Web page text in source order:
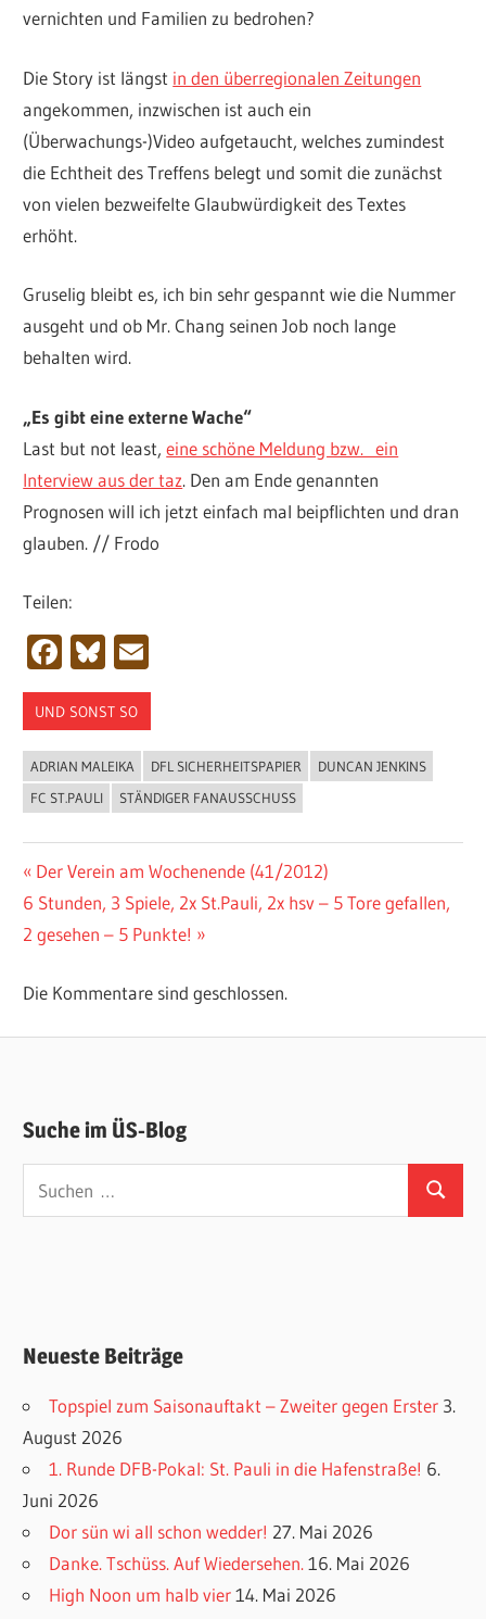
vernichten und Familien zu bedrohen?
Die Story ist längst in den überregionalen Zeitungen
angekommen, inzwischen ist auch ein
(Überwachungs-)Video aufgetaucht, welches zumindest
die Echtheit des Treffens belegt und somit die zunächst
von vielen bezweifelte Glaubwürdigkeit des Textes
erhöht.
Gruselig bleibt es, ich bin sehr gespannt wie die Nummer
ausgeht und ob Mr. Chang seinen Job noch lange
behalten wird.
„Es gibt eine externe Wache“
Last but not least,eine schöne Meldung bzw. ein
Interview aus der taz. Den am Ende genannten
Prognosen will ich jetzt einfach mal beipflichten und dran
glauben. // Frodo
Teilen:
Facebook
Bluesky
UND SONST SO
ADRIAN MALEIKA DFL SICHERHEITSPAPIER
DUNCAN JENKINS
FC ST.PAULI
STÄNDIGER FANAUSSCHUSS
Beitragsnavigation
Vorheriger
Beitrag:
Der Verein am Wochenende (41/2012)
Nächster
Beitrag:
6 Stunden, 3 Spiele, 2x St.Pauli, 2x hsv – 5 Tore gefallen,
2 gesehen – 5 Punkte!
Die Kommentare sind geschlossen.
Suche im ÜS-Blog
Suchen
Neueste Beiträge
Topspiel zum Saisonauftakt – Zweiter gegen Erster 3.
August 2026
1. Runde DFB-Pokal: St. Pauli in die Hafenstraße! 6.
Juni 2026
Dor sün wi all schon wedder! 27. Mai 2026
Danke. Tschüss. Auf Wiedersehen. 16. Mai 2026
High Noon um halb vier 14. Mai 2026